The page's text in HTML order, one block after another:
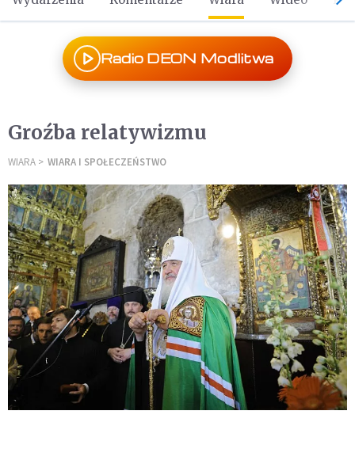
Radio DEON Modlitwa
Groźba relatywizmu
WIARA WIARA I SPOŁECZEŃSTWO